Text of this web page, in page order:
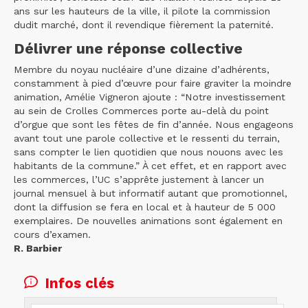
ans sur les hauteurs de la ville, il pilote la commission
dudit marché, dont il revendique fièrement la paternité.
Délivrer une réponse collective
Membre du noyau nucléaire d’une dizaine d’adhérents,
constamment à pied d’œuvre pour faire graviter la moindre
animation, Amélie Vigneron ajoute : “Notre investissement
au sein de Crolles Commerces porte au-delà du point
d’orgue que sont les fêtes de fin d’année. Nous engageons
avant tout une parole collective et le ressenti du terrain,
sans compter le lien quotidien que nous nouons avec les
habitants de la commune.” À cet effet, et en rapport avec
les commerces, l’UC s’apprête justement à lancer un
journal mensuel à but informatif autant que promotionnel,
dont la diffusion se fera en local et à hauteur de 5 000
exemplaires. De nouvelles animations sont également en
cours d’examen.
R. Barbier
Infos clés